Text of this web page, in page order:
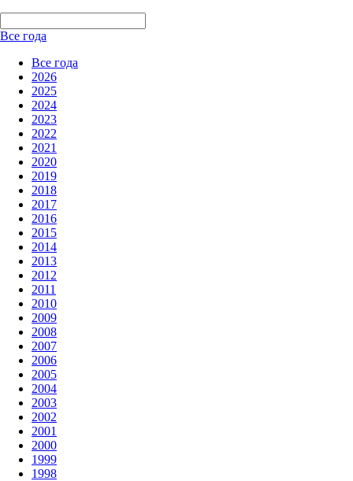
Все года
Все года
2026
2025
2024
2023
2022
2021
2020
2019
2018
2017
2016
2015
2014
2013
2012
2011
2010
2009
2008
2007
2006
2005
2004
2003
2002
2001
2000
1999
1998